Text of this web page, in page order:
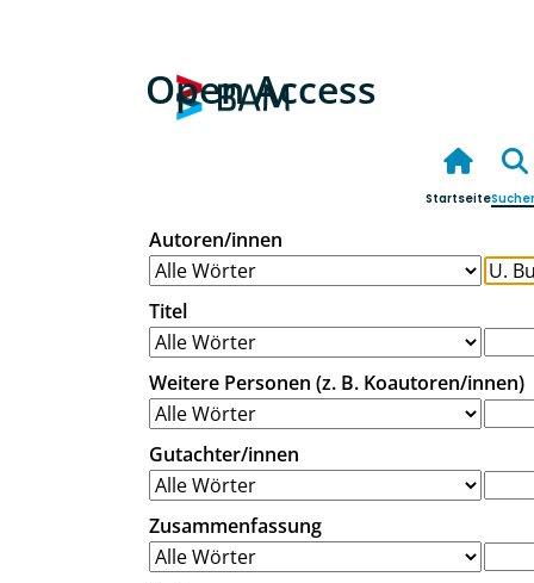
Open Access
Startseite
Autoren/innen
Titel
Weitere Personen (z. B. Koautoren/innen)
Gutachter/innen
Zusammenfassung